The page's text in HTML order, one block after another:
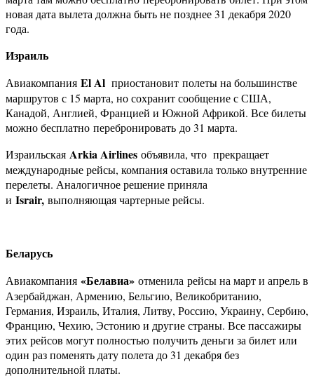
новая дата вылета должна быть не позднее 31 декабря 2020
года.
Израиль
Авиакомпания El Al приостановит полеты на большинстве
маршрутов с 15 марта, но сохранит сообщение с США,
Канадой, Англией, Францией и Южной Африкой. Все билеты
можно бесплатно перебронировать до 31 марта.
Израильская Arkia Airlines объявила, что прекращает
международные рейсы, компания оставила только внутренние
перелеты. Аналогичное решение приняла
и Israir, выполняющая чартерные рейсы.
Беларусь
Авиакомпания «Белавиа» отменила рейсы на март и апрель в
Азербайджан, Армению, Бельгию, Великобританию,
Германия, Израиль, Италия, Литву, Россию, Украину, Сербию,
Францию, Чехию, Эстонию и другие страны. Все пассажиры
этих рейсов могут полностью получить деньги за билет или
один раз поменять дату полета до 31 декабря без
дополнительной платы.